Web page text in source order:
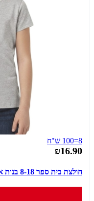
8=100 ש"ח
₪16.90
חולצת בית ספר 8-18 בנות אפור בהיר